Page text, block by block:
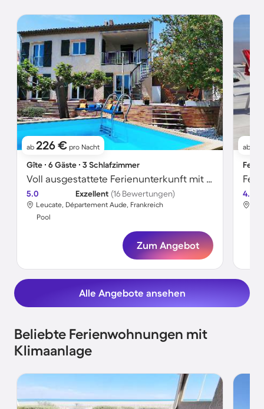
ab 226 € pro Nacht
Gîte ∙ 6 Gäste ∙ 3 Schlafzimmer
Voll ausgestattete Ferienunterkunft mit Garten, privatem Pool und Terrasse
5.0 Exzellent (16 Bewertungen)
Leucate, Département Aude, Frankreich
Pool
Zum Angebot
ab
4.2
Alle Angebote ansehen
Beliebte Ferienwohnungen mit
Klimaanlage